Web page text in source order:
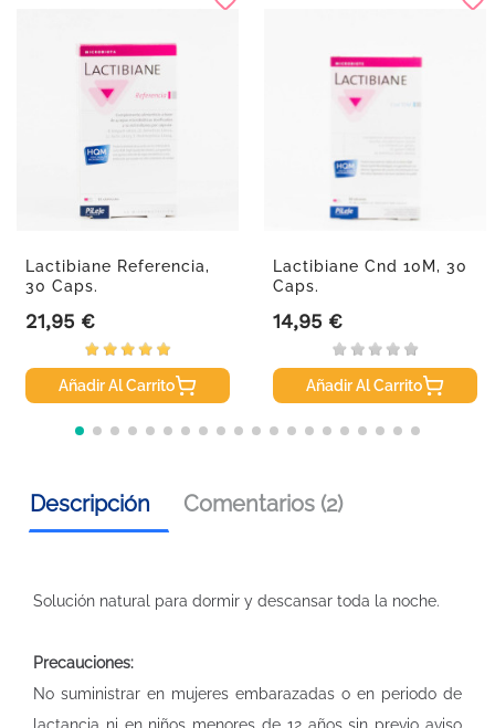
Lactibiane Referencia,
30 Caps.
Precio
21,95 €
Añadir Al Carrito
Lactibiane Cnd 10M, 30
Caps.
Precio
14,95 €
Añadir Al Carrito
Descripción Comentarios (2)
Solución natural para dormir y descansar toda la noche.
Precauciones:
No suministrar en mujeres embarazadas o en periodo de